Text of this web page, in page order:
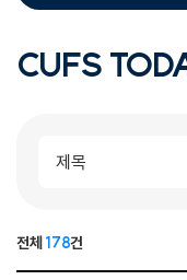
CUFS
전체 178건